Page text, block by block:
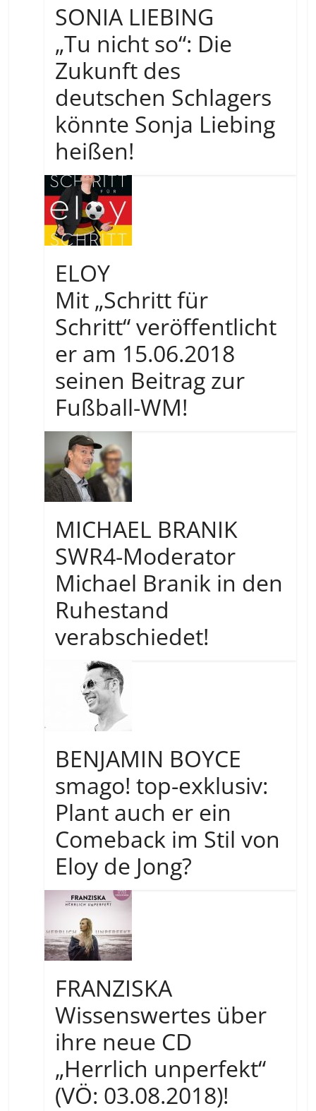
SONIA LIEBING
„Tu nicht so“: Die
Zukunft des
deutschen Schlagers
könnte Sonja Liebing
heißen!
ELOY
Mit „Schritt für
Schritt“ veröffentlicht
er am 15.06.2018
seinen Beitrag zur
Fußball-WM!
MICHAEL BRANIK
SWR4-Moderator
Michael Branik in den
Ruhestand
verabschiedet!
BENJAMIN BOYCE
smago! top-exklusiv:
Plant auch er ein
Comeback im Stil von
Eloy de Jong?
FRANZISKA
Wissenswertes über
ihre neue CD
„Herrlich unperfekt“
(VÖ: 03.08.2018)!